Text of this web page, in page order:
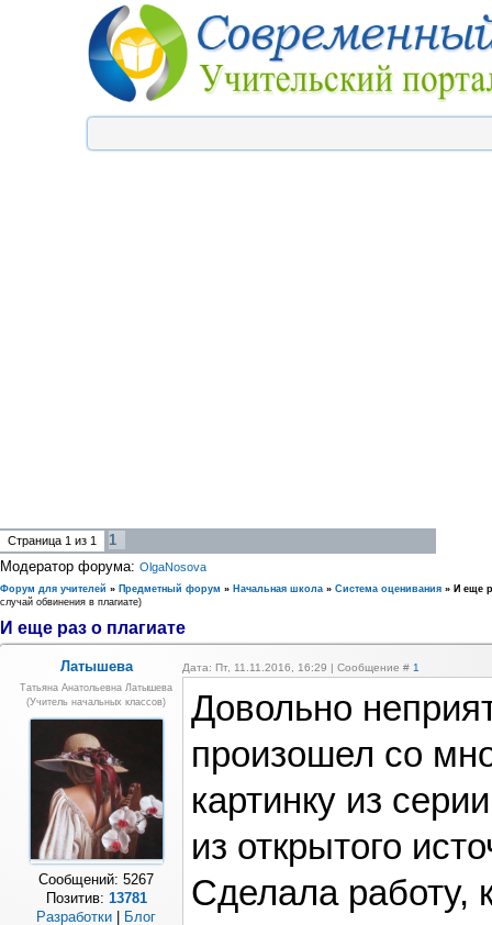
Страница 1 из 1
1
Модератор форума: OlgaNosova
Форум для учителей » Предметный форум » Начальная школа » Система оценивания » И еще
случай обвинения в плагиате)
И еще раз о плагиате
Латышева Дата: Пт, 11.11.2016, 16:29 | Сообщение # 1
Татьяна Анатольевна Латышева
(учитель начальных классов)
Сообщений:5267
Позитив: 13781
Разработки
Блог
Довольно
произошел со
картинку из
из открытого
Сделала работу,